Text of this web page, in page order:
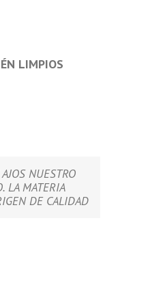
LIMPIOS
NUESTRO
LA MATERIA
DE CALIDAD